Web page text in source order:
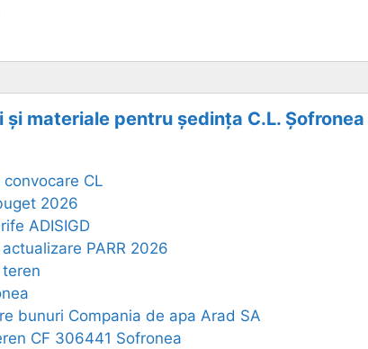
și materiale pentru ședința C.L.
CL
2026
ADISIGD
PARR 2026
bunuri Compania de apa Arad SA
CF 306441 Sofronea